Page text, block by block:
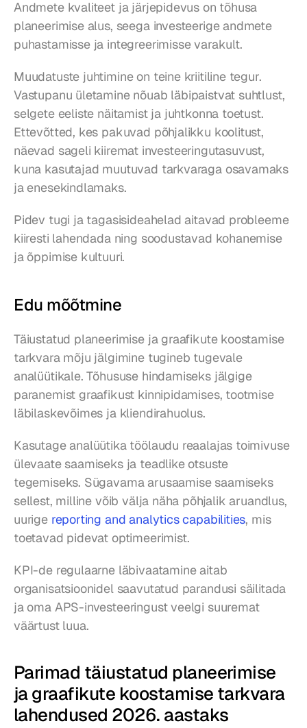
Andmete kvaliteet ja järjepidevus on tõhusa
planeerimise alus, seega investeerige andmete
puhastamisse ja integreerimisse varakult.
Muudatuste juhtimine on teine kriitiline tegur.
Vastupanu ületamine nõuab läbipaistvat suhtlust,
selgete eeliste näitamist ja juhtkonna toetust.
Ettevõtted, kes pakuvad põhjalikku koolitust,
näevad sageli kiiremat investeeringutasuvust,
kuna kasutajad muutuvad tarkvaraga osavamaks
ja enesekindlamaks.
Pidev tugi ja tagasisideahelad aitavad probleeme
kiiresti lahendada ning soodustavad kohanemise
ja õppimise kultuuri.
Edu mõõtmine
Täiustatud planeerimise ja graafikute koostamise
tarkvara mõju jälgimine tugineb tugevale
analüütikale. Tõhususe hindamiseks jälgige
paranemist graafikust kinnipidamises, tootmise
läbilaskevõimes ja kliendirahuolus.
Kasutage analüütika töölaudu reaalajas toimivuse
ülevaate saamiseks ja teadlike otsuste
tegemiseks. Sügavama arusaamise saamiseks
sellest, milline võib välja näha põhjalik aruandlus,
uurige reporting and analytics capabilities, mis
toetavad pidevat optimeerimist.
KPI-de regulaarne läbivaatamine aitab
organisatsioonidel saavutatud parandusi säilitada
ja oma APS-investeeringust veelgi suuremat
väärtust luua.
Parimad täiustatud planeerimise
ja graafikute koostamise tarkvara
lahendused 2026. aastaks